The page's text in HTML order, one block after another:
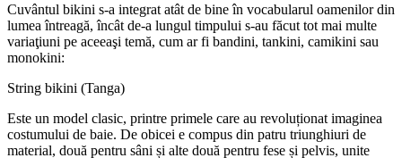
Cuvântul bikini s-a integrat atât de bine în vocabularul oamenilor din
lumea întreagă, încât de-a lungul timpului s-au făcut tot mai multe
variaţiuni pe aceeaşi temă, cum ar fi bandini, tankini, camikini sau
monokini:
String bikini (Tanga)
Este un model clasic, printre primele care au revoluționat imaginea
costumului de baie. De obicei e compus din patru triunghiuri de
material, două pentru sâni și alte două pentru fese și pelvis, unite